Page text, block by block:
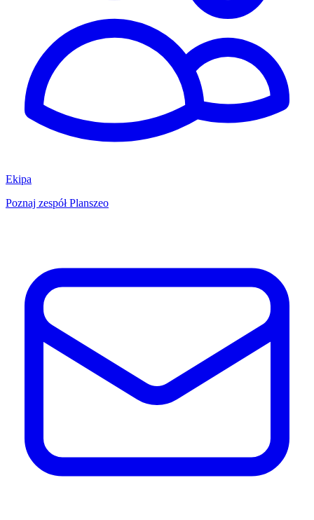
Ekipa
Poznaj zespół Planszeo